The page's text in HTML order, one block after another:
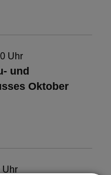
Uhr
und
Oktober
Uhr